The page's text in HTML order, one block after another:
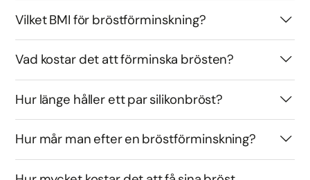
Vilket BMI för bröstförminskning?
Vad kostar det att förminska brösten?
Hur länge håller ett par silikonbröst?
Hur mår man efter en bröstförminskning?